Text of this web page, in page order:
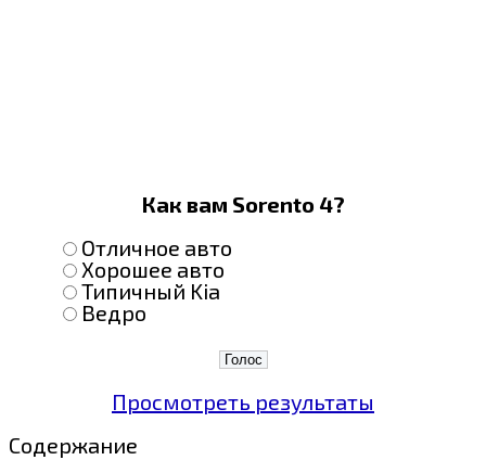
Как вам Sorento 4?
Отличное авто
Хорошее авто
Типичный Kia
Ведро
Просмотреть результаты
Содержание